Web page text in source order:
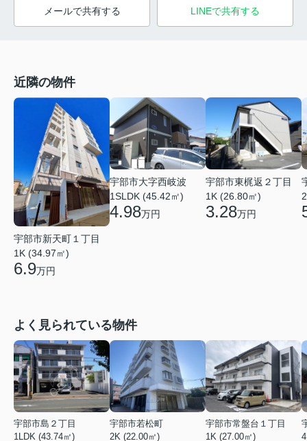
メールで共有する LINEで共有する
近隣の物件
宇部市新天町１丁目
1K (34.97㎡)
6.9万円
宇部市大字西岐波
1SLDK (45.42㎡)
4.98万円
宇部市東梶返２丁目
1K (26.80㎡)
3.28万円
よく見られている物件
宇部市島２丁目
1LDK (43.74㎡)
宇部市若松町
2K (22.00㎡)
宇部市常盤台１丁目
1K (27.00㎡)